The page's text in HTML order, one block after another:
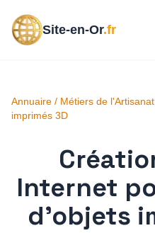
Site-en-Or.fr
Annuaire / Métiers de
imprimés 3D
Internet
d'objets